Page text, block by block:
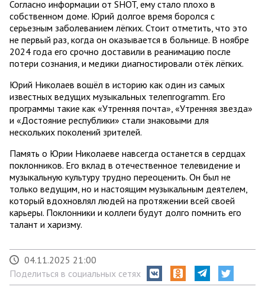
Согласно информации от SHOT, ему стало плохо в
собственном доме. Юрий долгое время боролся с
серьезным заболеванием лёгких. Стоит отметить, что это
не первый раз, когда он оказывается в больнице. В ноябре
2024 года его срочно доставили в реанимацию после
потери сознания, и медики диагностировали отёк лёгких.
Юрий Николаев вошёл в историю как один из самых
известных ведущих музыкальных телепrogramm. Его
программы такие как «Утренняя почта», «Утренняя звезда»
и «Достояние республики» стали знаковыми для
нескольких поколений зрителей.
Память о Юрии Николаеве навсегда останется в сердцах
поклонников. Его вклад в отечественное телевидение и
музыкальную культуру трудно переоценить. Он был не
только ведущим, но и настоящим музыкальным деятелем,
который вдохновлял людей на протяжении всей своей
карьеры. Поклонники и коллеги будут долго помнить его
талант и харизму.
04.11.2025 21:00
Поделиться в социальных сетях